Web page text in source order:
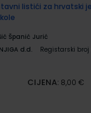
listići za hrvatski
Španić Jurić
d.d.
Registarski
CIJENA: 8,00 €